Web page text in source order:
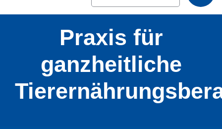
nach:
Praxis für
ganzheitliche